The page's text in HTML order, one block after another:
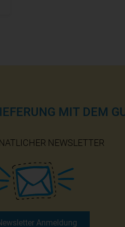
MIT DEM
NEWSLETTER
Anmeldung